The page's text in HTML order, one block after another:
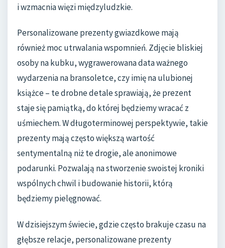
i wzmacnia więzi międzyludzkie.
Personalizowane prezenty gwiazdkowe mają
również moc utrwalania wspomnień. Zdjęcie bliskiej
osoby na kubku, wygrawerowana data ważnego
wydarzenia na bransoletce, czy imię na ulubionej
książce – te drobne detale sprawiają, że prezent
staje się pamiątką, do której będziemy wracać z
uśmiechem. W długoterminowej perspektywie, takie
prezenty mają często większą wartość
sentymentalną niż te drogie, ale anonimowe
podarunki. Pozwalają na stworzenie swoistej kroniki
wspólnych chwil i budowanie historii, którą
będziemy pielęgnować.
W dzisiejszym świecie, gdzie często brakuje czasu na
głębsze relacje, personalizowane prezenty